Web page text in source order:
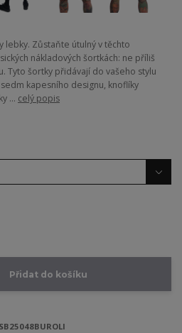
lebky. Zůstaňte útulný v těchto
nákladových šortkách: ne příliš
Tyto šortky přidávají do vašeho stylu
kapesního designu, knoflíky
... celý popis
Přidat do košíku